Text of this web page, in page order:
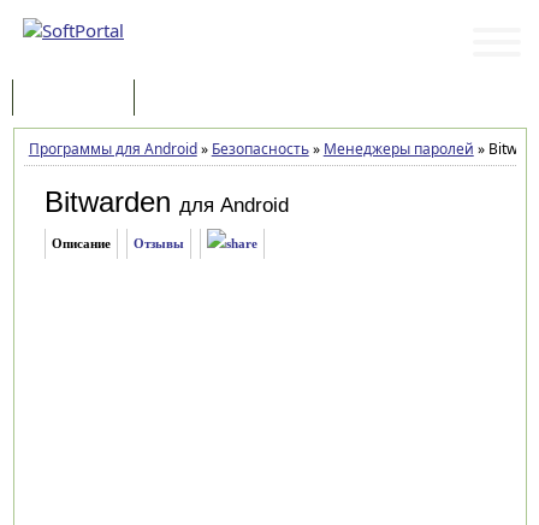
Программы для Android» Безопасность» Менеджеры паролей »
Bitwarden для Android
Описание Отзывы